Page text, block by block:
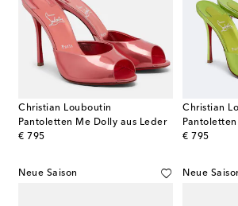
Christian Louboutin
Pantoletten Me Dolly aus Leder
€ 795
original price
Christian
€ 795
original
Neue Saison Neue